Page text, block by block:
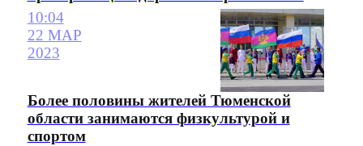
10:04
22 МАР
2023
Более половины жителей Тюменской
области занимаются физкультурой и
спортом